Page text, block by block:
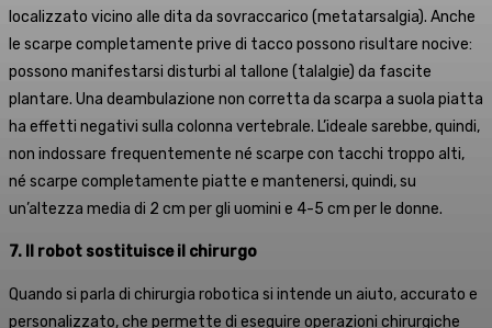
localizzato vicino alle dita da sovraccarico (metatarsalgia). Anche
le scarpe completamente prive di tacco possono risultare nocive:
possono manifestarsi disturbi al tallone (talalgie) da fascite
plantare. Una deambulazione non corretta da scarpa a suola piatta
ha effetti negativi sulla colonna vertebrale. L’ideale sarebbe, quindi,
non indossare frequentemente né scarpe con tacchi troppo alti,
né scarpe completamente piatte e mantenersi, quindi, su
un’altezza media di 2 cm per gli uomini e 4-5 cm per le donne.
7. Il robot sostituisce il chirurgo
Quando si parla di chirurgia robotica si intende un aiuto, accurato e
personalizzato, che permette di eseguire operazioni chirurgiche